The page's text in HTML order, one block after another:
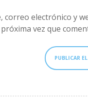
correo electrónico y
vez que